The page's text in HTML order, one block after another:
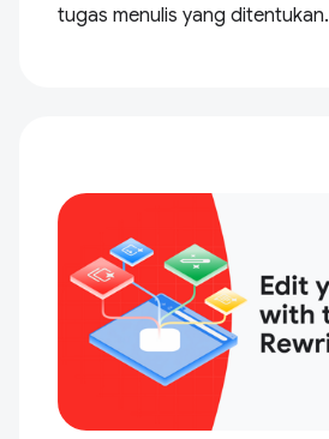
tugas menulis yang ditentukan.